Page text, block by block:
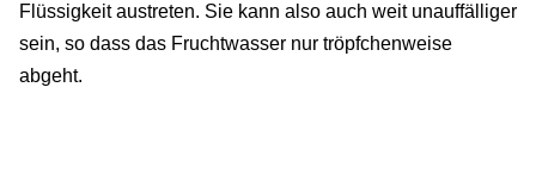
Flüssigkeit austreten. Sie kann also auch weit unauffälliger
sein, so dass das Fruchtwasser nur tröpfchenweise
abgeht.